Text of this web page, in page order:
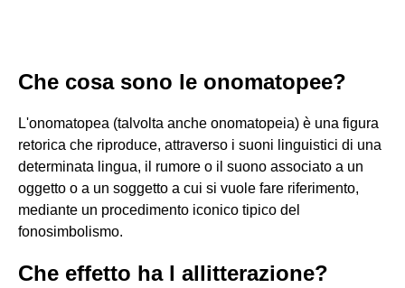
Che cosa sono le onomatopee?
L'onomatopea (talvolta anche onomatopeia) è una figura
retorica che riproduce, attraverso i suoni linguistici di una
determinata lingua, il rumore o il suono associato a un
oggetto o a un soggetto a cui si vuole fare riferimento,
mediante un procedimento iconico tipico del
fonosimbolismo.
Che effetto ha l allitterazione?